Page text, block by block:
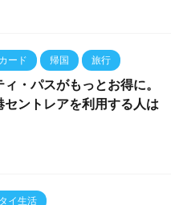
カード 帰国 旅行
・パスがもっとお得に。
セントレアを利用する人は
タイ生活